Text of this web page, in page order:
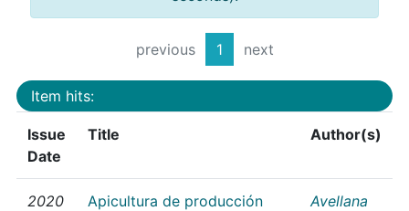
previous 1 next
Item hits:
Issue
Date
Title Author(s)
2020
Apicultura de producción
Avellana